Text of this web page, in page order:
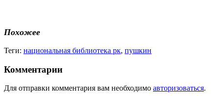
Похожее
Теги: национальная библиотека рк, пушкин
Комментарии
Для отправки комментария вам необходимо авторизоваться.